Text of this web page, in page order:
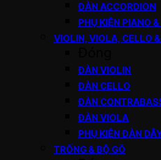
ĐÀN ACCORDION
PHỤ KIỆN PIANO
VIOLIN, VIOLA, CELLO
ĐÀN VIOLIN
ĐÀN CELLO
ĐÀN
ĐÀN VIOLA
PHỤ KIỆN ĐÀN
TRỐNG & BỘ GÕ